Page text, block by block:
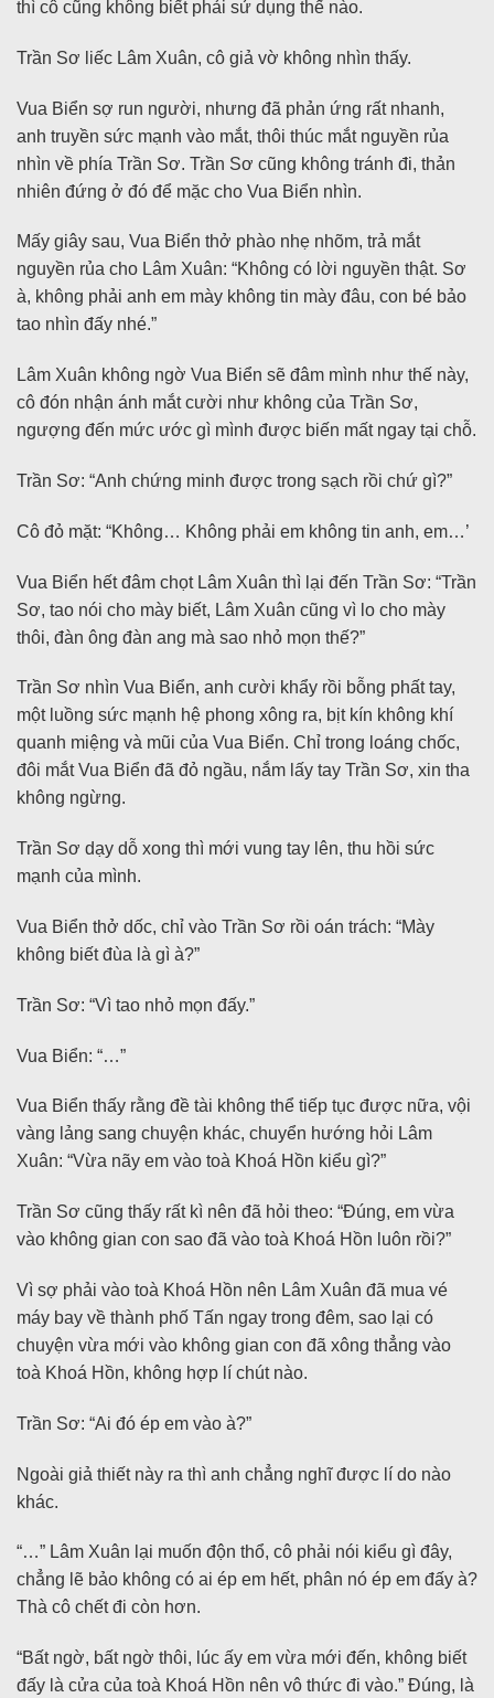
thì cô cũng không biết phải sử dụng thế nào.
Trần Sơ liếc Lâm Xuân, cô giả vờ không nhìn thấy.
Vua Biển sợ run người, nhưng đã phản ứng rất nhanh,
anh truyền sức mạnh vào mắt, thôi thúc mắt nguyền rủa
nhìn về phía Trần Sơ. Trần Sơ cũng không tránh đi, thản
nhiên đứng ở đó để mặc cho Vua Biển nhìn.
Mấy giây sau, Vua Biển thở phào nhẹ nhõm, trả mắt
nguyền rủa cho Lâm Xuân: “Không có lời nguyền thật. Sơ
à, không phải anh em mày không tin mày đâu, con bé bảo
tao nhìn đấy nhé.”
Lâm Xuân không ngờ Vua Biển sẽ đâm mình như thế này,
cô đón nhận ánh mắt cười như không của Trần Sơ,
ngượng đến mức ước gì mình được biến mất ngay tại chỗ.
Trần Sơ: “Anh chứng minh được trong sạch rồi chứ gì?”
Cô đỏ mặt: “Không… Không phải em không tin anh, em…’
Vua Biển hết đâm chọt Lâm Xuân thì lại đến Trần Sơ: “Trần
Sơ, tao nói cho mày biết, Lâm Xuân cũng vì lo cho mày
thôi, đàn ông đàn ang mà sao nhỏ mọn thế?”
Trần Sơ nhìn Vua Biển, anh cười khẩy rồi bỗng phất tay,
một luồng sức mạnh hệ phong xông ra, bịt kín không khí
quanh miệng và mũi của Vua Biển. Chỉ trong loáng chốc,
đôi mắt Vua Biển đã đỏ ngầu, nắm lấy tay Trần Sơ, xin tha
không ngừng.
Trần Sơ dạy dỗ xong thì mới vung tay lên, thu hồi sức
mạnh của mình.
Vua Biển thở dốc, chỉ vào Trần Sơ rồi oán trách: “Mày
không biết đùa là gì à?”
Trần Sơ: “Vì tao nhỏ mọn đấy.”
Vua Biển: “…”
Vua Biển thấy rằng đề tài không thể tiếp tục được nữa, vội
vàng lảng sang chuyện khác, chuyển hướng hỏi Lâm
Xuân: “Vừa nãy em vào toà Khoá Hồn kiểu gì?”
Trần Sơ cũng thấy rất kì nên đã hỏi theo: “Đúng, em vừa
vào không gian con sao đã vào toà Khoá Hồn luôn rồi?”
Vì sợ phải vào toà Khoá Hồn nên Lâm Xuân đã mua vé
máy bay về thành phố Tấn ngay trong đêm, sao lại có
chuyện vừa mới vào không gian con đã xông thẳng vào
toà Khoá Hồn, không hợp lí chút nào.
Trần Sơ: “Ai đó ép em vào à?”
Ngoài giả thiết này ra thì anh chẳng nghĩ được lí do nào
khác.
“…” Lâm Xuân lại muốn độn thổ, cô phải nói kiểu gì đây,
chẳng lẽ bảo không có ai ép em hết, phân nó ép em đấy à?
Thà cô chết đi còn hơn.
“Bất ngờ, bất ngờ thôi, lúc ấy em vừa mới đến, không biết
đấy là cửa của toà Khoá Hồn nên vô thức đi vào.” Đúng, là